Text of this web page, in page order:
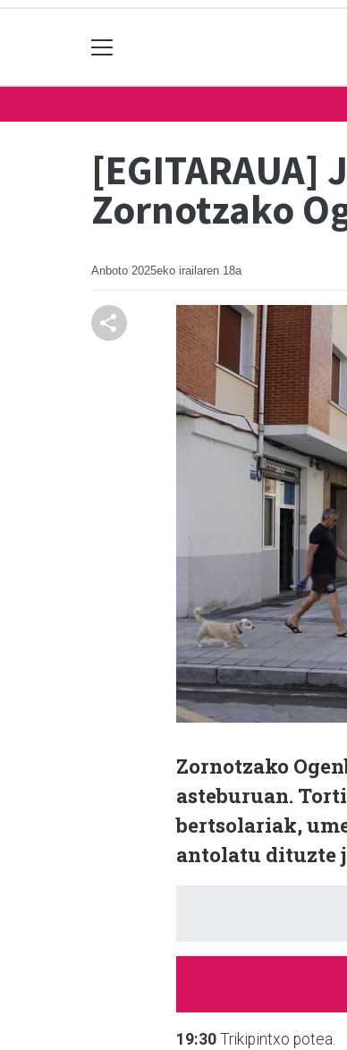
Zornotzako
Anboto 2025eko irailaren 18a
Zornotzako
asteburuan.
bertsolariak,
antolatu dituzte
19:30 Trikipintxo potea.